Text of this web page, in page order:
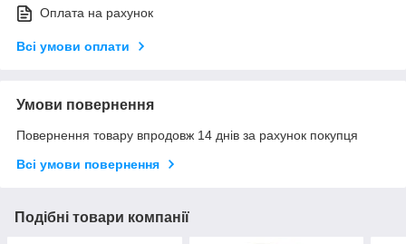
Оплата на рахунок
Всі умови оплати
Умови повернення
Повернення товару впродовж 14 днів за рахунок покупця
Всі умови повернення
Подібні товари компанії